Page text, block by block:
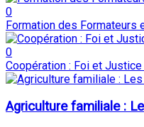
0
Formation des Formateurs
0
Coopération : Foi et
Agriculture familiale :